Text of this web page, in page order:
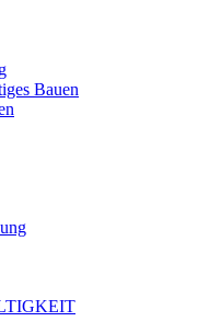
Bauen